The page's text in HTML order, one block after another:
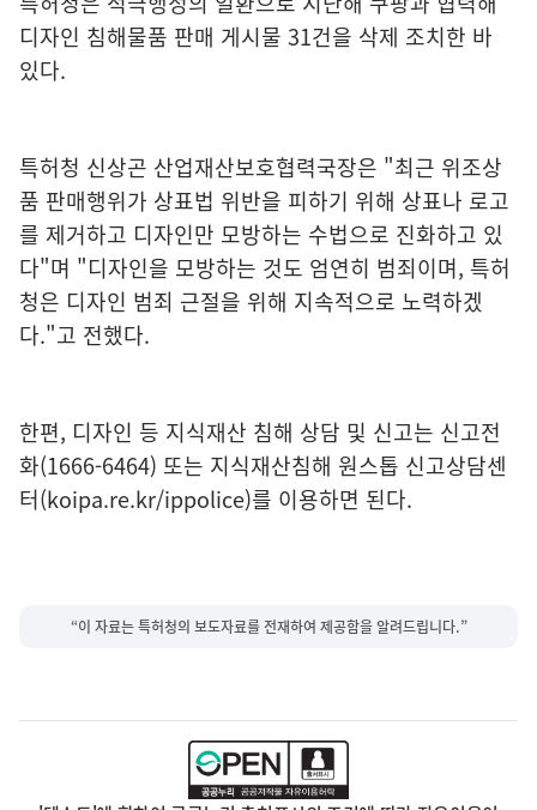
디자인 침해물품 판매 게시물 31건을 삭제 조치한 바
있다.
특허청 신상곤 산업재산보호협력국장은 "최근 위조상
품 판매행위가 상표법 위반을 피하기 위해 상표나 로고
를 제거하고 디자인만 모방하는 수법으로 진화하고 있
다"며 "디자인을 모방하는 것도 엄연히 범죄이며, 특허
청은 디자인 범죄 근절을 위해 지속적으로 노력하겠
다."고 전했다.
한편, 디자인 등 지식재산 침해 상담 및 신고는 신고전
화(1666-6464) 또는 지식재산침해 원스톱 신고상담센
터(koipa.re.kr/ippolice)를 이용하면 된다.
“이 자료는 특허청의 보도자료를 전재하여 제공함을 알려드립니다.”